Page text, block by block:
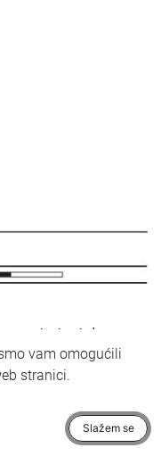
zida
Vrata nisu
staklene ploče, što
vam omogućili
stranici.
Slažem se